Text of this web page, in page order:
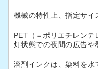
機械の特性上、指定サイ
PET（＝ポリエチレン
灯状態での夜間の広告や
溶剤インクは、染料を水